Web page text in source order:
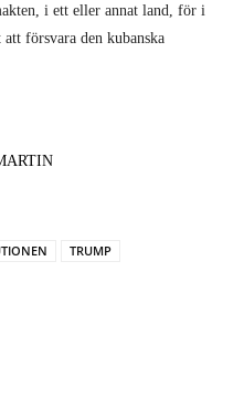
i ett eller annat land, för i
försvara den kubanska
TRUMP